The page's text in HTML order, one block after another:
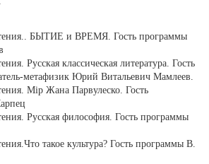
БЫТИЕ и ВРЕМЯ. Гость программы
Русская классическая литература. Гость
метафизик Юрий Витальевич Мамлеев.
Мiр Жана Парвулеско. Гость
Русская философия. Гость программы
такое культура? Гость программы В.